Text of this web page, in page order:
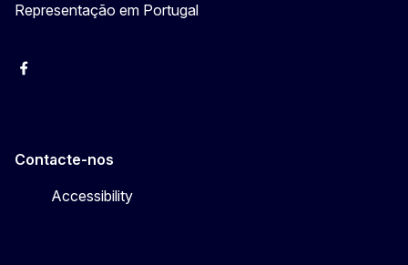
Representação em Portugal
Facebook
Contacte-nos
Accessibility